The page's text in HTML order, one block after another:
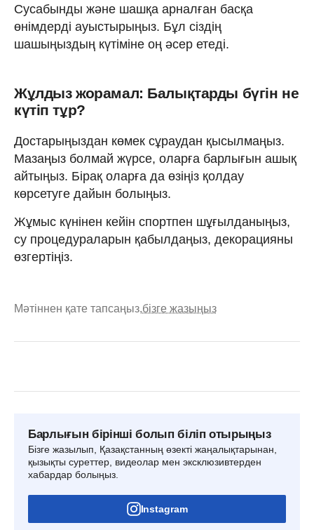
Сусабынды және шашқа арналған басқа
өнімдерді ауыстырыңыз. Бұл сіздің
шашыңыздың күтіміне оң әсер етеді.
Жұлдыз жорамал: Балықтарды бүгін не
күтіп тұр?
Достарыңыздан көмек сұраудан қысылмаңыз.
Мазаңыз болмай жүрсе, оларға барлығын ашық
айтыңыз. Бірақ оларға да өзіңіз қолдау
көрсетуге дайын болыңыз.
Жұмыс күнінен кейін спортпен шұғылданыңыз,
су процедураларын қабылдаңыз, декорацияны
өзгертіңіз.
Мәтіннен қате тапсаңыз,бізге жазыңыз
Барлығын бірінші болып біліп отырыңыз
Бізге жазылып, Қазақстанның өзекті жаңалықтарынан,
қызықты суреттер, видеолар мен эксклюзивтерден
хабардар болыңыз.
Instagram